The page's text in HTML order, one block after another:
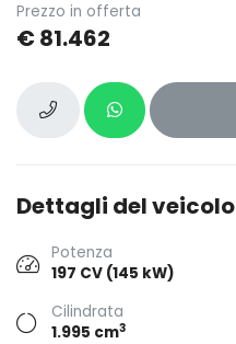
Prezzo in offerta
€ 81.462
Dettagli del veicolo
Potenza
197 CV (145 kW)
Cilindrata
1.995 cm3